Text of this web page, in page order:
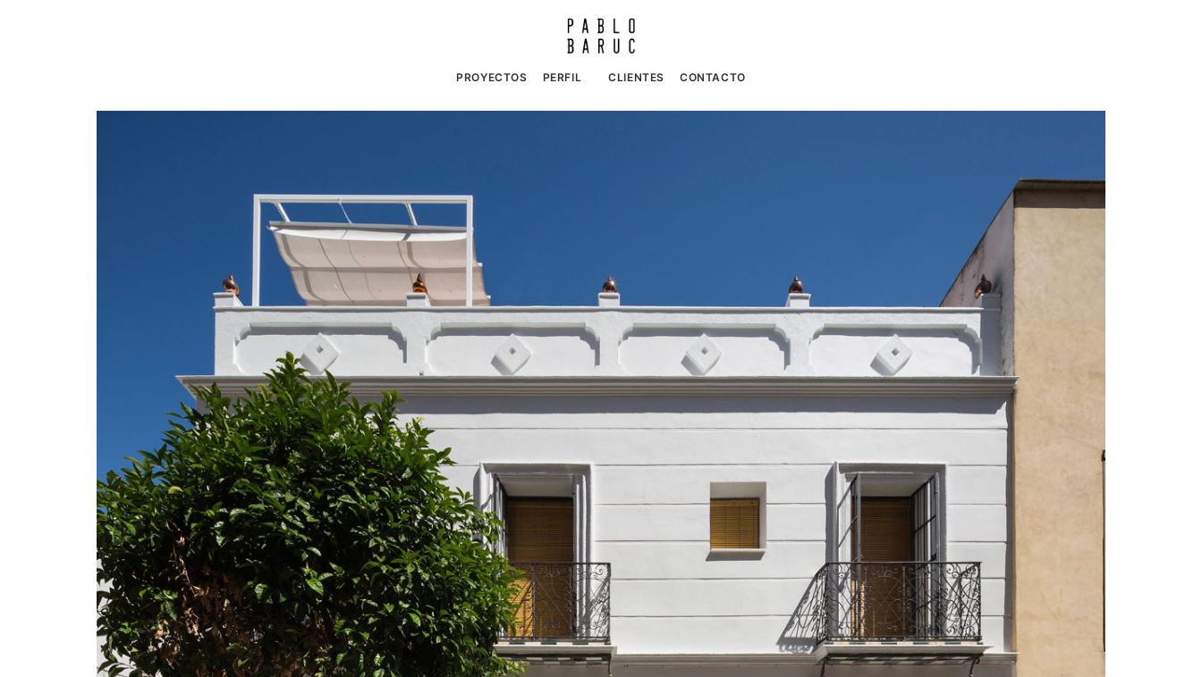
PROYECTOS PERFIL CLIENTES CONTACTO